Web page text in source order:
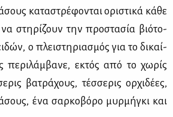
κα­τα­στρέ­φο­νται ορι­στι­κά κά­θε
στη­ρί­ζουν την προ­στα­σία βιό­το­
ο πλει­στη­ρια­σμός για το δι­καί­
πε­ρι­λάμ­βα­νε, εκτός από το χω­ρίς
βα­τρά­χους, τέσ­σε­ρις ορ­χι­δέ­ες,
ένα σαρ­κο­βό­ρο μυρ­μή­γκι και